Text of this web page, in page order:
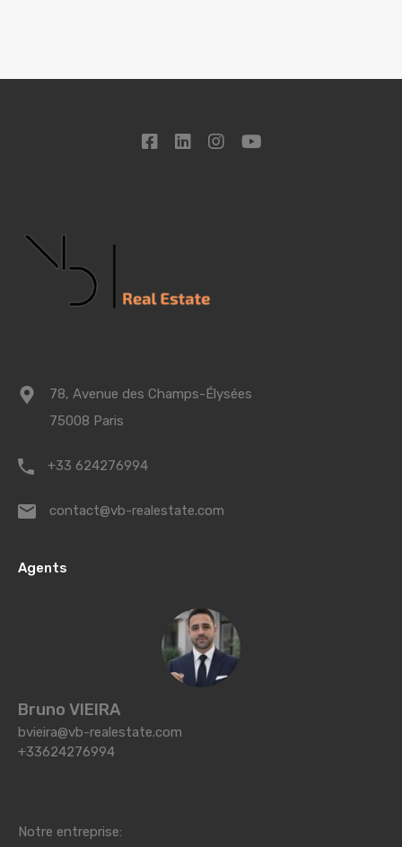
78, Avenue des Champs-Élysées
75008 Paris
+33 624276994
contact@vb-realestate.com
Agents
Bruno VIEIRA
bvieira@vb-realestate.com
+33624276994
Notre entreprise: